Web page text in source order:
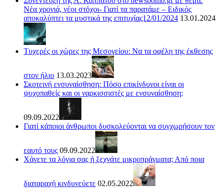
Νέα χρονιά, νέοι στόχοι- Γιατί τα παρατάμε – Ειδικός
αποκαλύπτει τα μυστικά της επιτυχίας12/01/2024 13.01.2024
Τυχερές οι χώρες της Μεσογείου: Να τα οφέλη της έκθεσης
στον ήλιο 13.03.2023
Σκοτεινή ενσυναίσθηση: Πόσο επικίνδυνοι είναι οι
ψυχοπαθείς και οι ναρκισσιστές με ενσυναίσθηση;
09.09.2022
Γιατί κάποιοι άνθρωποι δυσκολεύονται να συγχωρήσουν τον
εαυτό τους 09.09.2022
Χάνετε τα λόγια σας ή ξεχνάτε μικροπράγματα; Από ποια
διαταραχή κινδυνεύετε 02.05.2022